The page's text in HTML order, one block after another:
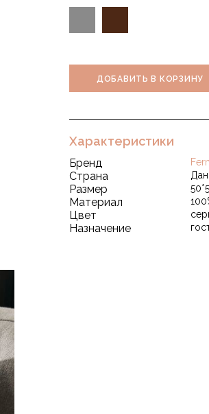
ДОБАВИТЬ В КОРЗИНУ
Характеристики
Бренд
Страна
Размер
Материал
Цвет
Назначение